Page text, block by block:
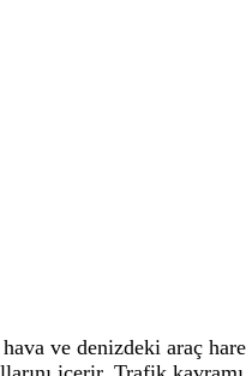
ve denizdeki araç